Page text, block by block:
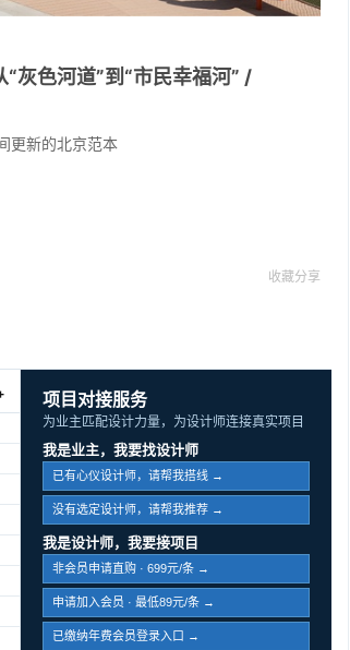
灰色河道”到“市民幸福河” /
更新的北京范本
收藏分享
项目对接服务
为业主匹配设计力量，为设计师连接真实项目
我是业主，我要找设计师
已有心仪设计师，请帮我搭线 →
没有选定设计师，请帮我推荐 →
我是设计师，我要接项目
非会员申请直购 · 699元/条 →
申请加入会员 · 最低89元/条 →
已缴纳年费会员登录入口 →